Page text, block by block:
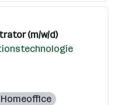
(m/w/d)
Homeoffice